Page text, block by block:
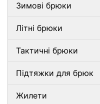
Зимові брюки
Літні брюки
Тактичні брюки
Підтяжки для брюк
Жилети